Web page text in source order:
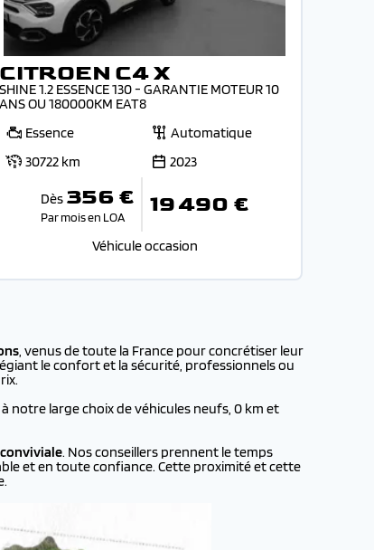
CITROEN C4 X
SHINE 1.2 ESSENCE 130 - GARANTIE MOTEUR 10
ANS OU 180000KM EAT8
Essence
Automatique
30722 km
2023
Dès 356 €
Par mois en LOA 19 490 €
Véhicule occasion
, venus de toute la France pour concrétiser leur
le confort et la sécurité, professionnels ou
notre large choix de véhicules neufs, 0 km et
. Nos conseillers prennent le temps
et en toute confiance. Cette proximité et cette